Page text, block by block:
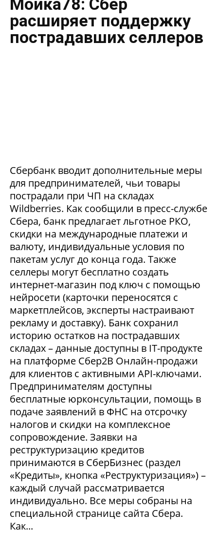
расширяет поддержку
пострадавших селлеров
Сбербанк вводит дополнительные меры
для предпринимателей, чьи товары
пострадали при ЧП на складах
Wildberries. Как сообщили в пресс-службе
Сбера, банк предлагает льготное РКО,
скидки на международные платежи и
валюту, индивидуальные условия по
пакетам услуг до конца года. Также
селлеры могут бесплатно создать
интернет-магазин под ключ с помощью
нейросети (карточки переносятся с
маркетплейсов, эксперты настраивают
рекламу и доставку). Банк сохранил
историю остатков на пострадавших
складах – данные доступны в IT-продукте
на платформе Сбер2В Онлайн-продажи
для клиентов с активными API-ключами.
Предпринимателям доступны
бесплатные юрконсультации, помощь в
подаче заявлений в ФНС на отсрочку
налогов и скидки на комплексное
сопровождение. Заявки на
реструктуризацию кредитов
принимаются в СберБизнес (раздел
«Кредиты», кнопка «Реструктуризация») –
каждый случай рассматривается
индивидуально. Все меры собраны на
специальной странице сайта Сбера.
Как...